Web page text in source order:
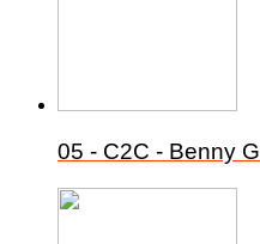
05 - C2C - Benny G